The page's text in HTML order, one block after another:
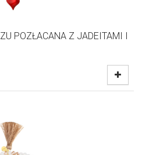
POZŁACANA Z JADEITAMI I